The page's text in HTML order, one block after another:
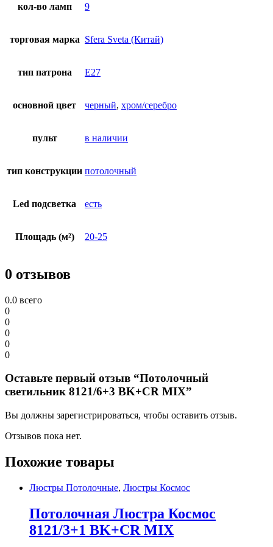
кол-во ламп 9
торговая марка Sfera Sveta (Китай)
тип патрона E27
основной цвет черный, хром/серебро
пульт в наличии
тип конструкции потолочный
Led подсветка есть
Площадь (м²) 20-25
0 отзывов
0.0 всего
0
0
0
0
0
Оставьте первый отзыв “Потолочный
светильник 8121/6+3 BK+CR MIX”
Вы должны зарегистрироваться, чтобы оставить отзыв.
Отзывов пока нет.
Похожие товары
Люстры Потолочные, Люстры Космос
Потолочная Люстра Космос
8121/3+1 BK+CR MIX